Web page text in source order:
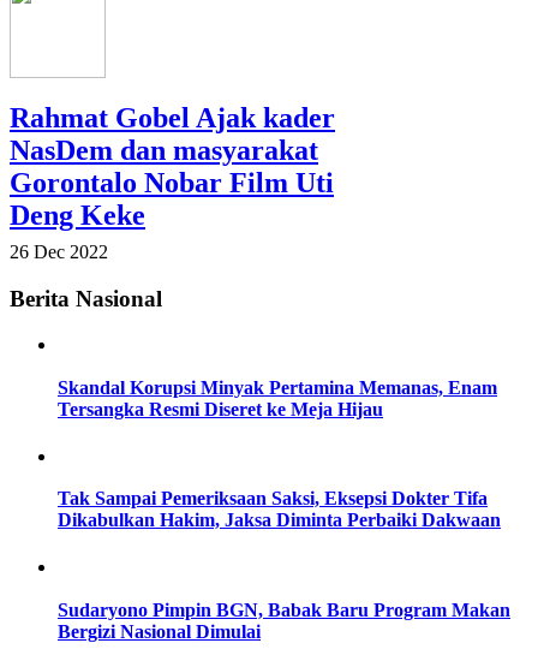
Rahmat Gobel Ajak kader
NasDem dan masyarakat
Gorontalo Nobar Film Uti
Deng Keke
26 Dec 2022
Berita Nasional
Skandal Korupsi Minyak Pertamina Memanas, Enam
Tersangka Resmi Diseret ke Meja Hijau
Tak Sampai Pemeriksaan Saksi, Eksepsi Dokter Tifa
Dikabulkan Hakim, Jaksa Diminta Perbaiki Dakwaan
Sudaryono Pimpin BGN, Babak Baru Program Makan
Bergizi Nasional Dimulai